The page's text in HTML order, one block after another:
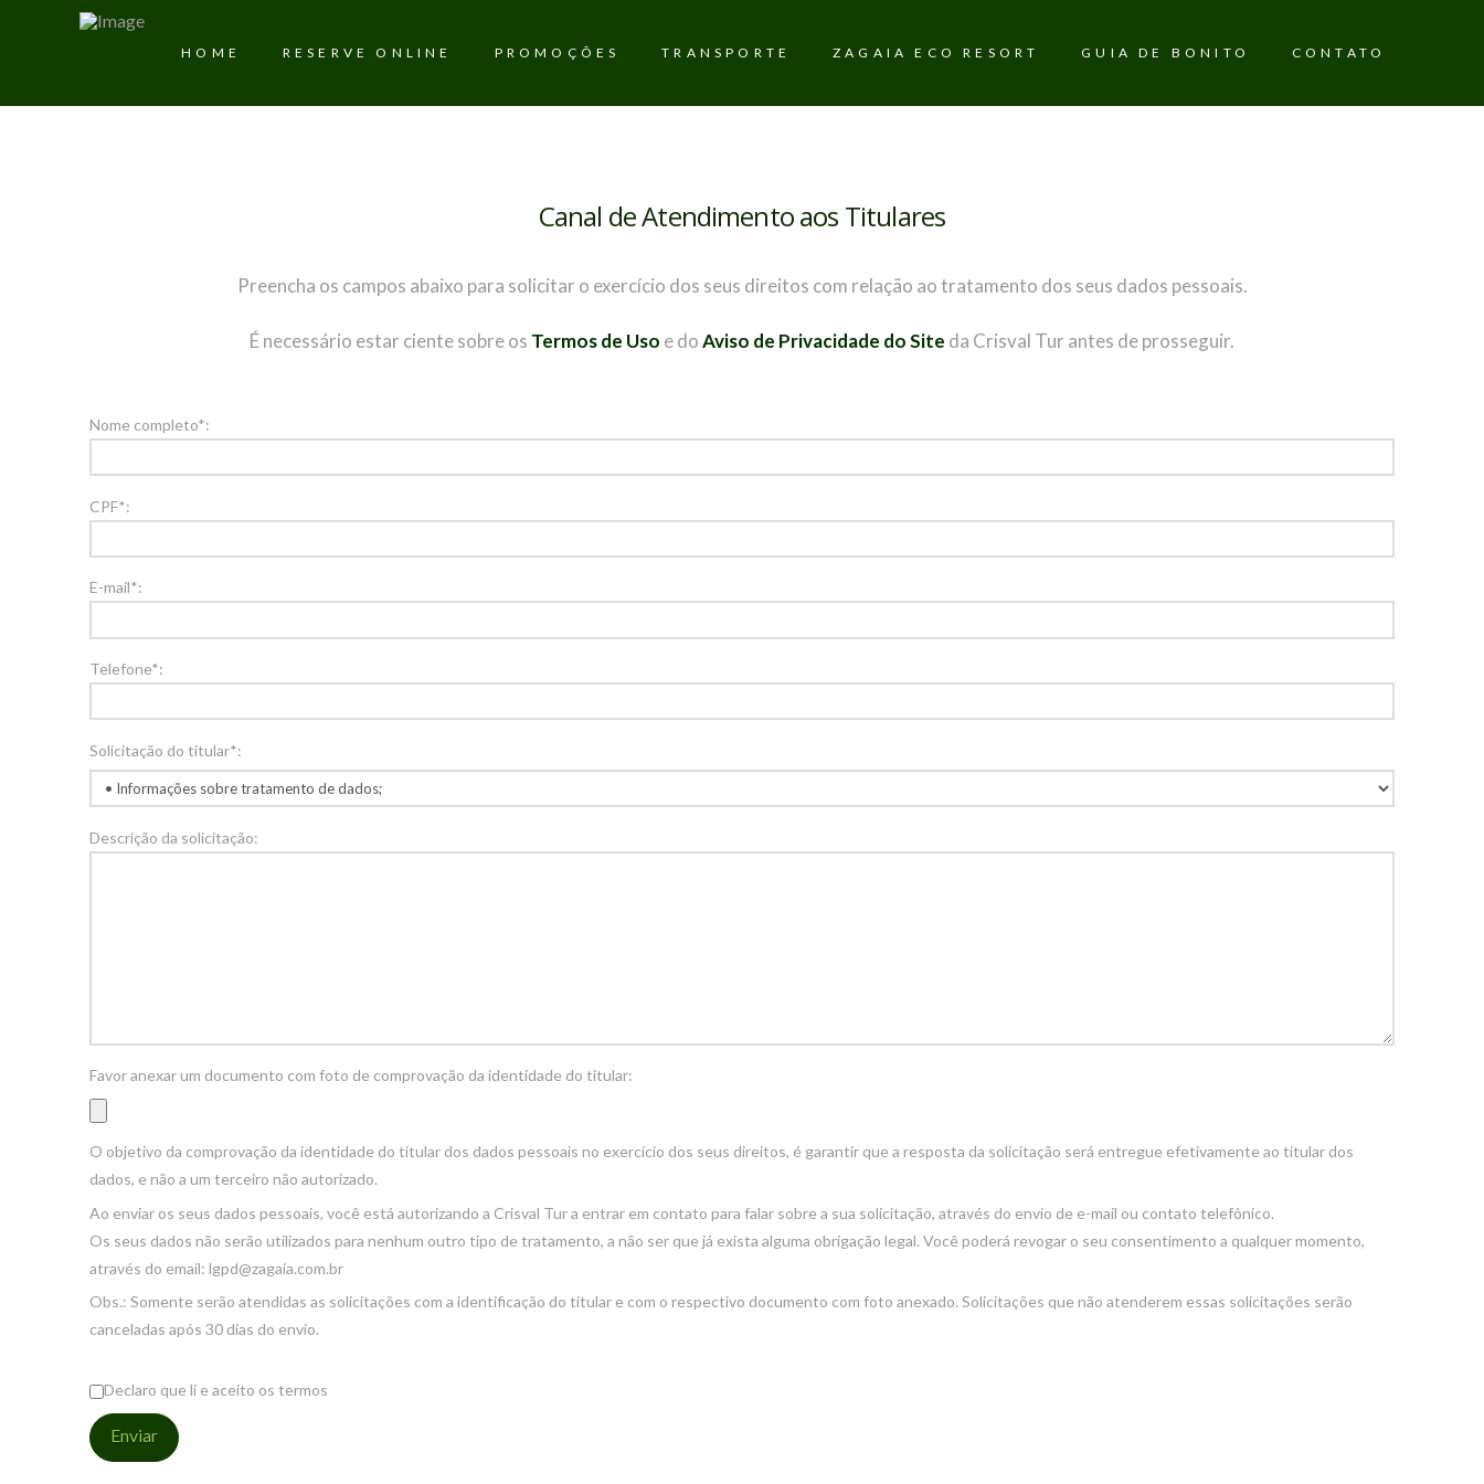
HOME RESERVE ONLINE PROMOÇÕES TRANSPORTE ZAGAIA ECO RESORT GUIA DE BONITO CONTATO
Canal de Atendimento aos Titulares
Preencha os campos abaixo para solicitar o exercício dos seus direitos com relação ao tratamento dos seus dados pessoais.
É necessário estar ciente sobre os Termos de Uso e doAviso de Privacidade do Site da Crisval Tur antes de prosseguir.
Nome completo*:
CPF*:
E-mail*:
Telefone*:
Solicitação do titular*:
Descrição da solicitação:
Favor anexar um documento com foto de comprovação da identidade do titular:
O objetivo da comprovação da identidade do titular dos dados pessoais no exercício dos seus direitos, é garantir que a resposta da solicitação será entregue efetivamente ao titular dos
dados, e não a um terceiro não autorizado.
Ao enviar os seus dados pessoais, você está autorizando a Crisval Tur a entrar em contato para falar sobre a sua solicitação, através do envio de e-mail ou contato telefônico.
Os seus dados não serão utilizados para nenhum outro tipo de tratamento, a não ser que já exista alguma obrigação legal. Você poderá revogar o seu consentimento a qualquer momento,
através do email: lgpd@zagaia.com.br
Obs.: Somente serão atendidas as solicitações com a identificação do titular e com o respectivo documento com foto anexado. Solicitações que não atenderem essas solicitações serão
canceladas após 30 dias do envio.
Declaro que li e aceito os termos